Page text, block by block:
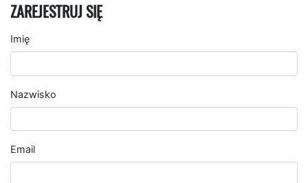
ZAREJESTRUJ SIĘ
Imię
Nazwisko
Email